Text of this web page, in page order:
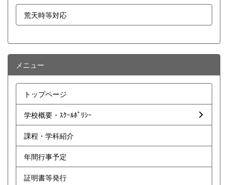
荒天時等対応
メニュー
トップページ
学校概要・ｽｸｰﾙﾎﾟﾘｼｰ
課程・学科紹介
年間行事予定
証明書等発行